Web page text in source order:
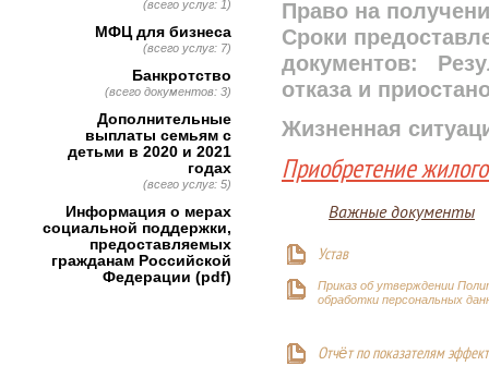
Право на
Сроки
документов:
отказа и
Жизненная
Приобретение
Важные документы
Устав
Приказ об утверждении
обработки персональных
Отчёт по показателям
(всего услуг: 1)
МФЦ для бизнеса
(всего услуг: 7)
Банкротство
(всего документов: 3)
Дополнительные
выплаты семьям с
детьми в 2020 и 2021
годах
(всего услуг: 5)
Информация о мерах
социальной поддержки,
предоставляемых
гражданам Российской
Федерации (pdf)